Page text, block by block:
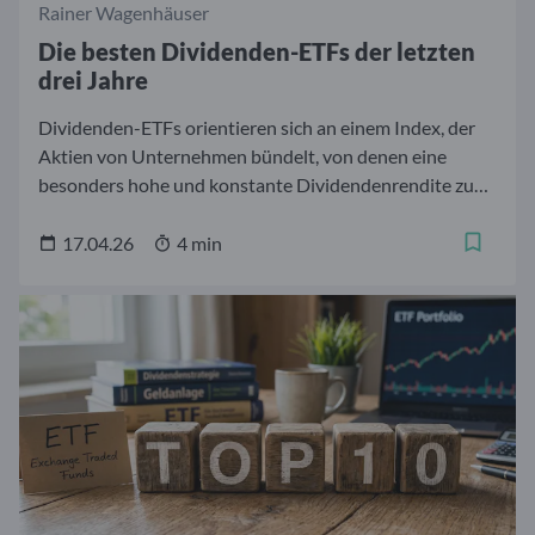
Rainer Wagenhäuser
Die besten Dividenden-ETFs der letzten
drei Jahre
Dividenden-ETFs orientieren sich an einem Index, der
Aktien von Unternehmen bündelt, von denen eine
besonders hohe und konstante Dividendenrendite zu
erfolgreichsten Dividenden-ETFs der letzten drei Jahre.
17.04.26 4 min